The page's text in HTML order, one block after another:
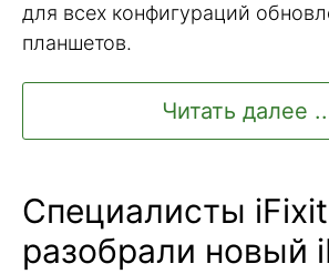
для всех конфигураций
планшетов.
Читать далее
Специалисты iFixit
разобрали новый